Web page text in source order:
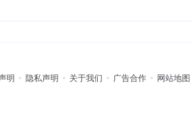
明 隐私声明 关于我们 广告合作 网站地图